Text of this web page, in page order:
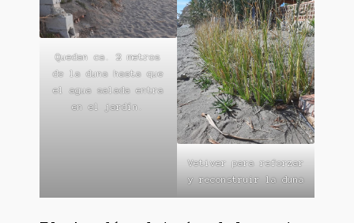
Quedan ca. 2 metros
de la duna hasta que
el agua salada entra
en el jardín.
Vetiver para reforzar
y reconstruir la duna